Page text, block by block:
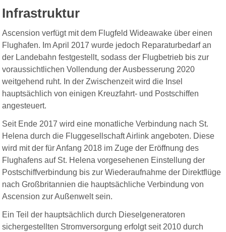
Infrastruktur
Ascension verfügt mit dem Flugfeld Wideawake über einen
Flughafen. Im April 2017 wurde jedoch Reparaturbedarf an
der Landebahn festgestellt, sodass der Flugbetrieb bis zur
voraussichtlichen Vollendung der Ausbesserung 2020
weitgehend ruht. In der Zwischenzeit wird die Insel
hauptsächlich von einigen Kreuzfahrt- und Postschiffen
angesteuert.
Seit Ende 2017 wird eine monatliche Verbindung nach St.
Helena durch die Fluggesellschaft Airlink angeboten. Diese
wird mit der für Anfang 2018 im Zuge der Eröffnung des
Flughafens auf St. Helena vorgesehenen Einstellung der
Postschiffverbindung bis zur Wiederaufnahme der Direktflüge
nach Großbritannien die hauptsächliche Verbindung von
Ascension zur Außenwelt sein.
Ein Teil der hauptsächlich durch Dieselgeneratoren
sichergestellten Stromversorgung erfolgt seit 2010 durch